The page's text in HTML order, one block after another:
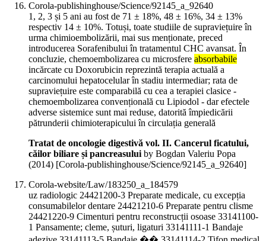
Corola-publishinghouse/Science/92145_a_92640
1, 2, 3 și 5 ani au fost de 71 ± 18%, 48 ± 16%, 34 ± 13%
respectiv 14 ± 10%. Totuși, toate studiile de supraviețuire în
urma chimioembolizării, mai sus menționate, preced
introducerea Sorafenibului în tratamentul CHC avansat. În
concluzie, chemoembolizarea cu microsfere absorbabile
incărcate cu Doxorubicin reprezintă terapia actuală a
carcinomului hepatocelular în stadiu intermediar; rata de
supraviețuire este comparabilă cu cea a terapiei clasice -
chemoembolizarea convențională cu Lipiodol - dar efectele
adverse sistemice sunt mai reduse, datorită împiedicării
pătrunderii chimioterapicului în circulația generală
Tratat de oncologie digestivă vol. II. Cancerul ficatului,
căilor biliare și pancreasuluiby Bogdan Valeriu Popa
(2014) [Corola-publishinghouse/Science/92145_a_92640]
Corola-website/Law/183250_a_184579
uz radiologic 24421200-3 Preparate medicale, cu excepția
consumabilelor dentare 24421210-6 Preparate pentru clisme
24421220-9 Cimenturi pentru reconstrucții osoase 33141100-
1 Pansamente; cleme, șuturi, ligaturi 33141111-1 Bandaje